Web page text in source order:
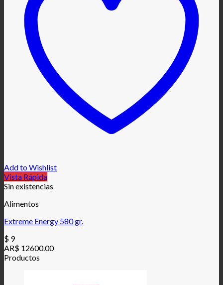
Add to Wishlist
Vista Rápida
Sin existencias
Alimentos
Extreme Energy 580 gr.
$ 9
AR$ 12600.00
Productos